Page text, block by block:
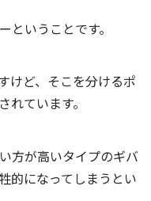
ということです。
けど、そこを分けるポ
ています。
方が高いタイプのギバ
的になってしまうとい